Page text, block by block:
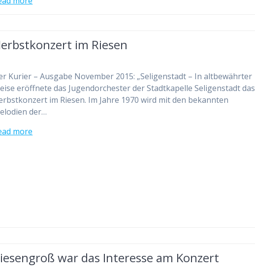
im Riesen
Kurier – Ausgabe November 2015: „Seligenstadt – In altbewährter
eröffnete das Jugendorchester der Stadtkapelle Seligenstadt das
im Riesen. Im Jahre 1970 wird mit den bekannten
der…
more
war das Interesse am Konzert